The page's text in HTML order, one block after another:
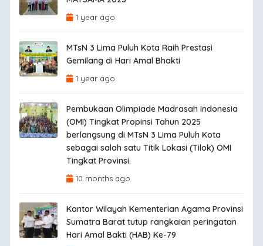
1 year ago
MTsN 3 Lima Puluh Kota Raih Prestasi
Gemilang di Hari Amal Bhakti
1 year ago
Pembukaan Olimpiade Madrasah Indonesia
(OMI) Tingkat Propinsi Tahun 2025
berlangsung di MTsN 3 Lima Puluh Kota
sebagai salah satu Titik Lokasi (Tilok) OMI
Tingkat Provinsi.
10 months ago
Kantor Wilayah Kementerian Agama Provinsi
Sumatra Barat tutup rangkaian peringatan
Hari Amal Bakti (HAB) Ke-79